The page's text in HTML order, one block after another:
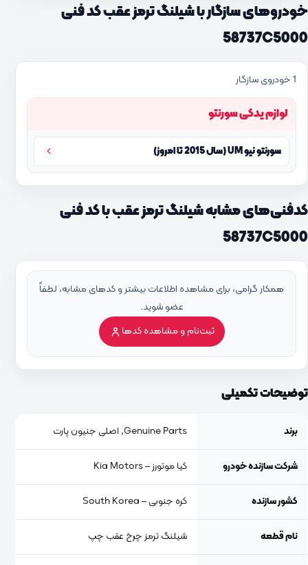
خودروهای سازگار با شیلنگ ترمز عقب کد فنی
58737C5000
1 خودروی سازگار
لوازم یدکی سورنتو
سورنتو نیو UM (سال 2015 تا امروز)
کدفنی‌های مشابه شیلنگ ترمز عقب با کد فنی
58737C5000
همکار گرامی، برای مشاهده اطلاعات بیشتر و کدهای مشابه، لطفاً
عضو شوید.
ثبت‌نام و مشاهده کدها
توضیحات تکمیلی
برند Genuine Parts, اصلی جنیون پارت
شرکت سازنده خودرو کیا موتورز – Kia Motors
کشور سازنده کره جنوبی – South Korea
نام قطعه شیلنگ ترمز چرخ عقب چپ